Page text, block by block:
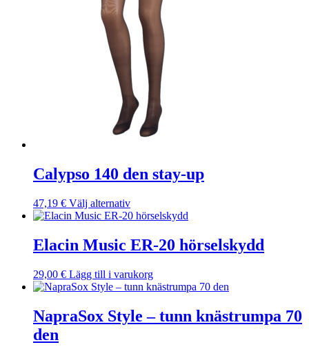
Calypso 140 den stay-up
47,19 € Välj alternativDen
här
har
flera
De
olika
kan
väljas
Elacin Music ER-20 hörselskydd
29,00 € Lägg till i varukorg
NapraSox Style – tunn knästrumpa 70
den